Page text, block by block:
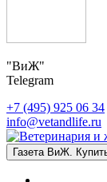
"ВиЖ"
Telegram
+7 (495) 925 06 34
info@vetandlife.ru
Газета ВиЖ.